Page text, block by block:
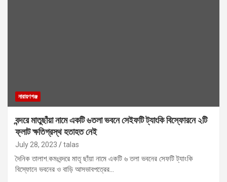
নারায়ণগঞ্জ
বন্দরে মাতুছাঁয়া নামে একটি ৬তলা ভবনে সেইফটি ট্যাংকি বিস্ফোরনে ২টি
ফ্লাট ক্ষতিগ্রস্থ হতাহত নেই
July 28, 2023 talas
দৈনিক তালাশ.কমঃবন্দরে মাতৃ ছাঁয়া নামে একটি ৬ তলা ভবনের সেফটি ট্যাংকি
বিস্ফোনে ভবনের ও বাড়ি আসভাবপত্রের…